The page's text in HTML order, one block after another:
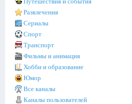
Развлечения
Сериалы
Спорт
Транспорт
Фильмы и анимация
Хобби и образование
Юмор
Все каналы
Каналы пользователей